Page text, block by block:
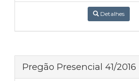
Detalhes
Pregão Presencial 41/2016